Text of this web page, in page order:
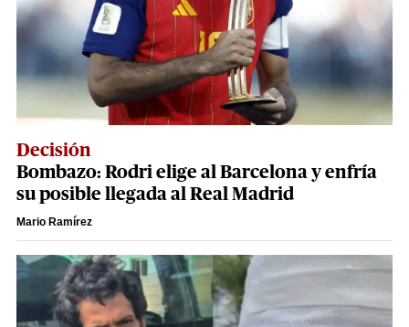
Decisión
Bombazo: Rodri elige al Barcelona y enfría
su posible llegada al Real Madrid
Mario Ramírez